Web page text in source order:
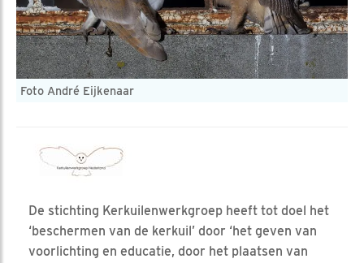
Foto André Eijkenaar
De stichting Kerkuilenwerkgroep heeft tot doel het
‘beschermen van de kerkuil’ door ‘het geven van
voorlichting en educatie, door het plaatsen van